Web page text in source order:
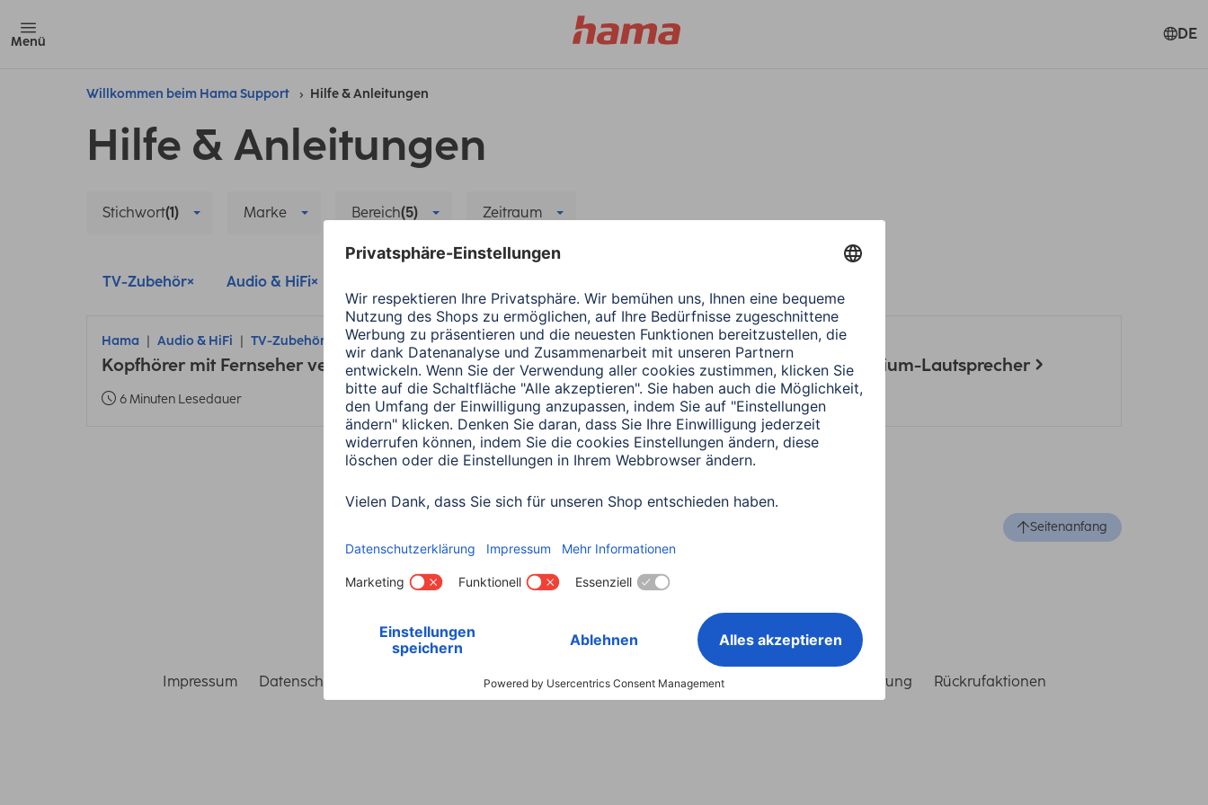
Menü DE
Willkommen beim Hama Support Hilfe & Anleitungen
Hilfe & Anleitungen
Stichwort(1) Marke Bereich(5) Zeitraum
TV-Zubehör Audio & HiFi
Hama Audio & HiFi TV-Zubehör
Kopfhörer mit Fernseher verbinden
6 Minuten Lesedauer
Hama Audio & HiFi
Update: Spotify Connect für Sirium-Lautsprecher
2 Minuten Lesedauer
Seitenanfang
Land wählen
Impressum Datenschutz Garantiebestimmungen Konformitätserklärungen Barrierefreiheitserklärung Rückrufaktionen